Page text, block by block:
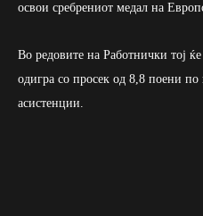
освои сребрениот медал на
Во редовите на Работнички тој
одигра со просек од 8,8 поени
асистенции.